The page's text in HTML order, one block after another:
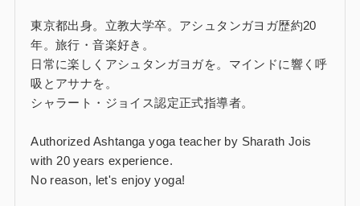
東京都出身。立教大学卒。アシュタンガヨガ歴約20
年。旅行・音楽好き。
日常に楽しくアシュタンガヨガを。マインドに響く呼
吸とアサナを。
シャラート・ジョイス認定正式指導者。
Authorized Ashtanga yoga teacher by Sharath Jois
with 20 years experience.
No reason, let's enjoy yoga!